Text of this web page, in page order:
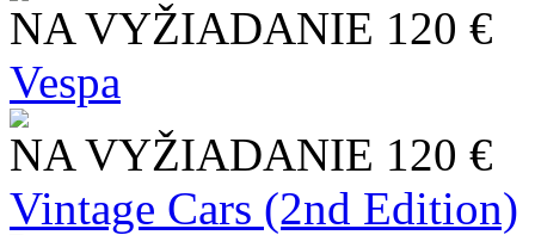
NA VYŽIADANIE 120 €
Vespa
NA VYŽIADANIE 120 €
Vintage Cars (2nd Edition)